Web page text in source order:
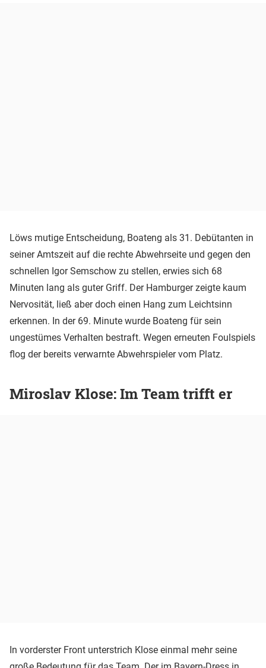
Löws mutige Entscheidung, Boateng als 31. Debütanten in
seiner Amtszeit auf die rechte Abwehrseite und gegen den
schnellen Igor Semschow zu stellen, erwies sich 68
Minuten lang als guter Griff. Der Hamburger zeigte kaum
Nervosität, ließ aber doch einen Hang zum Leichtsinn
erkennen. In der 69. Minute wurde Boateng für sein
ungestümes Verhalten bestraft. Wegen erneuten Foulspiels
flog der bereits verwarnte Abwehrspieler vom Platz.
Miroslav Klose: Im Team trifft er
In vorderster Front unterstrich Klose einmal mehr seine